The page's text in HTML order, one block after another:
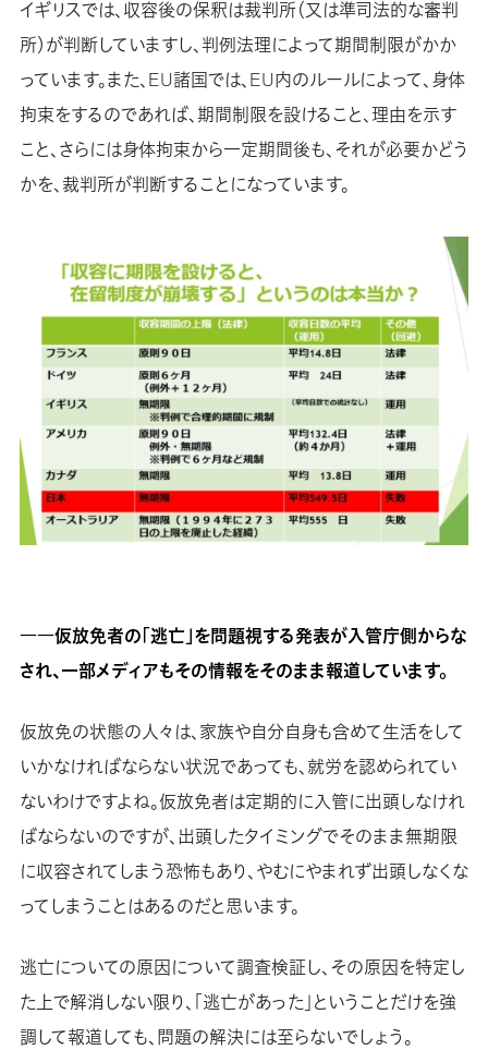
イギリスでは、収容後の保釈は裁判所（又は準司法的な審判
所）が判断していますし、判例法理によって期間制限がかか
っています。また、EU諸国では、EU内のルールによって、身体
拘束をするのであれば、期間制限を設けること、理由を示す
こと、さらには身体拘束から一定期間後も、それが必要かどう
かを、裁判所が判断することになっています。
――仮放免者の「逃亡」を問題視する発表が入管庁側からな
され、一部メディアもその情報をそのまま報道しています。
仮放免の状態の人々は、家族や自分自身も含めて生活をして
いかなければならない状況であっても、就労を認められてい
ないわけですよね。仮放免者は定期的に入管に出頭しなけれ
ばならないのですが、出頭したタイミングでそのまま無期限
に収容されてしまう恐怖もあり、やむにやまれず出頭しなくな
ってしまうことはあるのだと思います。
逃亡についての原因について調査検証し、その原因を特定し
た上で解消しない限り、「逃亡があった」ということだけを強
調して報道しても、問題の解決には至らないでしょう。